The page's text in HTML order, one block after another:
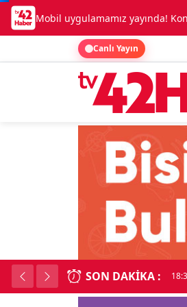
Mobil uygulamamız yayında!
Canlı Yayın
SON DAKIKA :